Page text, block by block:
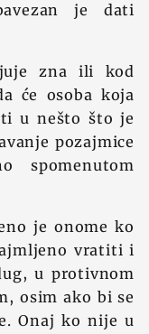
je dati
zna ili kod
će osoba koja
u nešto što je
pozajmice
spomenutom
je onome ko
vratiti i
u protivnom
osim ako bi se
Onaj ko nije u